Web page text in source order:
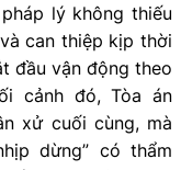
lý không thiếu
can thiệp kịp thời
đầu vận động theo
cảnh đó, Tòa án
xử cuối cùng, mà
dừng” có thẩm